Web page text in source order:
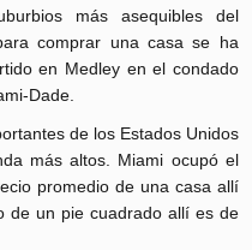
más asequibles del
comprar una casa se ha
en Medley en el condado
Dade.
de los Estados Unidos
más altos. Miami ocupó el
promedio de una casa allí
de un pie cuadrado allí es de